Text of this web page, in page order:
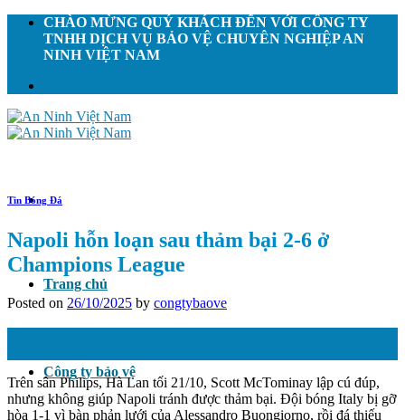
Skip
content
CHÀO MỪNG QUÝ KHÁCH ĐẾN VỚI CÔNG TY
TNHH DỊCH VỤ BẢO VỆ CHUYÊN NGHIỆP AN
NINH VIỆT NAM
Trang chủ
Công ty bảo vệ
Tin Bóng Đá
Napoli hỗn loạn sau thảm bại 2-6 ở
Champions League
Posted on 26/10/2025 by congtybaove
Trên sân Philips, Hà Lan tối 21/10, Scott McTominay lập cú đúp,
nhưng không giúp Napoli tránh được thảm bại. Đội bóng Italy bị gỡ
hòa 1-1 vì bàn phản lưới của Alessandro Buongiorno, rồi đá thiếu